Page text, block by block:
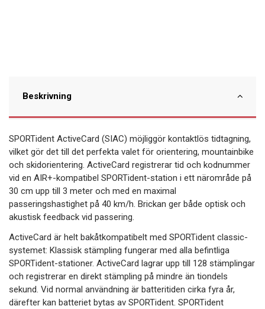
Beskrivning
SPORTident ActiveCard (SIAC) möjliggör kontaktlös tidtagning,
vilket gör det till det perfekta valet för orientering, mountainbike
och skidorientering. ActiveCard registrerar tid och kodnummer
vid en AIR+-kompatibel SPORTident-station i ett närområde på
30 cm upp till 3 meter och med en maximal
passeringshastighet på 40 km/h. Brickan ger både optisk och
akustisk feedback vid passering.
ActiveCard är helt bakåtkompatibelt med SPORTident classic-
systemet: Klassisk stämpling fungerar med alla befintliga
SPORTident-stationer. ActiveCard lagrar upp till 128 stämplingar
och registrerar en direkt stämpling på mindre än tiondels
sekund. Vid normal användning är batteritiden cirka fyra år,
därefter kan batteriet bytas av SPORTident. SPORTident